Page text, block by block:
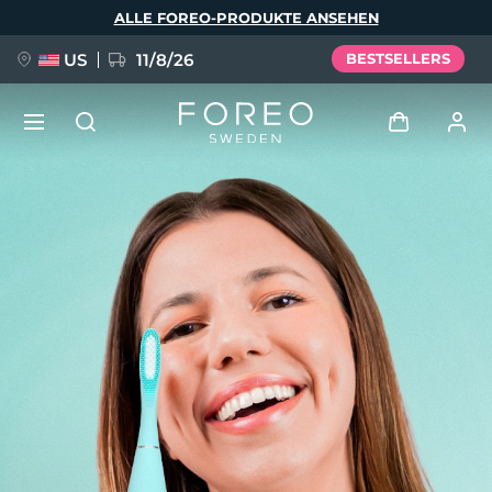
ALLE FOREO-PRODUKTE ANSEHEN
US 11/8/26 BESTSELLERS
Benutzerkonto
Meine Geräte
Meine Bestellungen
Meine Adressen
Meine Abonnements
FAQ™ Pure Beauty-Tech Elixir
BREAKING NEWS
issa™ Teeth Whitening Set
Deutsch
Español
Français
Italiano
Português
Svenska
Русский
简体中文 繁體中文